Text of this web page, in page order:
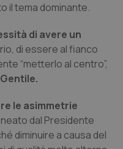
il tema dominante.
di avere un
di essere al fianco
“metterlo al centro”,
le asimmetrie
dal Presidente
diminuire a causa del